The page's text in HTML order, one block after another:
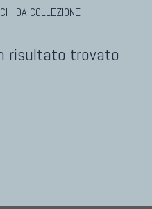
DA COLLEZIONE
risultato trovato